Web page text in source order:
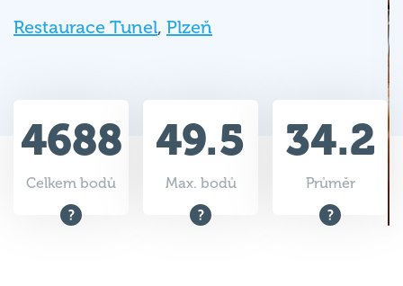
Restaurace Tunel, Plzeň
4688
Celkem bodů
49.5
Max. bodů
34.2
Průměr